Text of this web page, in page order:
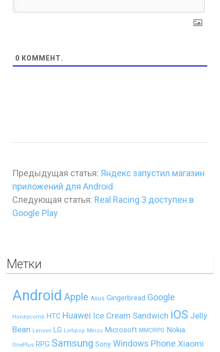
0 КОММЕНТ.
Предыдущая статья: Яндекс запустил магазин
приложений для Android
Следующая статья: Real Racing 3 доступен в
Google Play
Метки
Android Apple Asus Gingerbread Google
Honeycomb HTC Huawei Ice Cream Sandwich iOS Jelly
Bean Lenovo LG Lollipop Meizu Microsoft MMORPG Nokia
OnePlus RPG Samsung Sony Windows Phone Xiaomi